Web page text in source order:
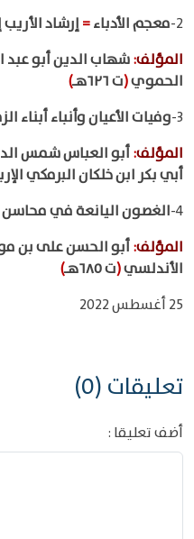
2- معجم الأدباء=إرشاد
المؤلف:شهاب الدين أبو عبد
الحموي(ت ٦٢٦هـ
)
3- وفيات الأعيان وأنباء أبناء
المؤلف:أبو العباس شمس
أبي بكر ابن خلكان البرمكي
4- الغصون اليانعة في محاسن
المؤلف:أبو الحسن على بن
الأندلسي(ت ٦٨٥هـ
)
25 أغسطس 2022
تعليقات (0)
أضف تعليقا :